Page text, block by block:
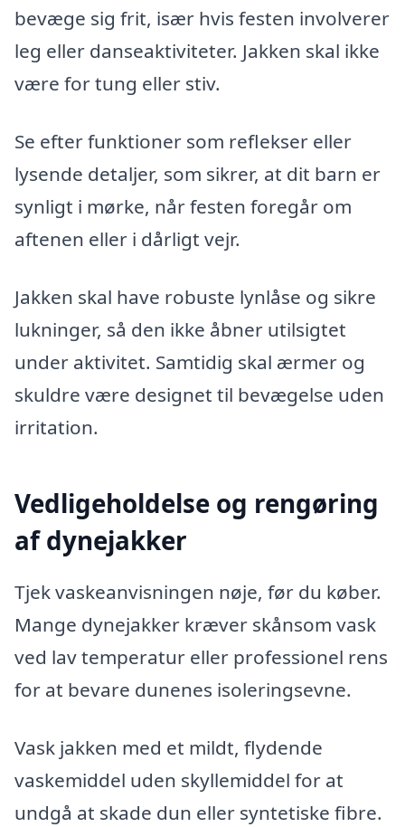
bevæge sig frit, især hvis festen involverer
leg eller danseaktiviteter. Jakken skal ikke
være for tung eller stiv.
Se efter funktioner som reflekser eller
lysende detaljer, som sikrer, at dit barn er
synligt i mørke, når festen foregår om
aftenen eller i dårligt vejr.
Jakken skal have robuste lynlåse og sikre
lukninger, så den ikke åbner utilsigtet
under aktivitet. Samtidig skal ærmer og
skuldre være designet til bevægelse uden
irritation.
Vedligeholdelse og rengøring
af dynejakker
Tjek vaskeanvisningen nøje, før du køber.
Mange dynejakker kræver skånsom vask
ved lav temperatur eller professionel rens
for at bevare dunenes isoleringsevne.
Vask jakken med et mildt, flydende
vaskemiddel uden skyllemiddel for at
undgå at skade dun eller syntetiske fibre.